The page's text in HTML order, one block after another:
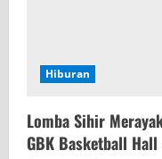
Hiburan
Lomba Sihir
GBK Basketball Hall